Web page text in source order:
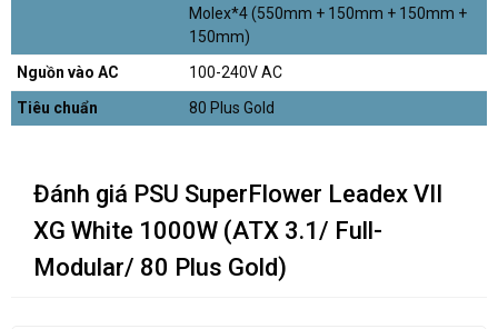
Molex*4 (550mm + 150mm + 150mm +
150mm)
Nguồn vào AC
100-240V AC
Tiêu chuẩn
80 Plus Gold
Đánh giá PSU SuperFlower Leadex VII
XG White 1000W (ATX 3.1/ Full-
Modular/ 80 Plus Gold)